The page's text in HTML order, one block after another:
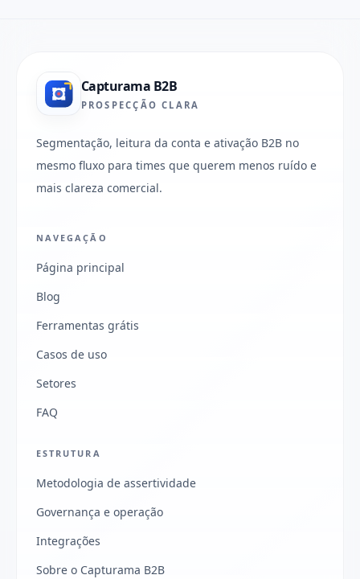
Capturama B2B
PROSPECÇÃO CLARA
Segmentação, leitura da conta e ativação B2B no
mesmo fluxo para times que querem menos ruído e
mais clareza comercial.
NAVEGAÇÃO
Página principal
Blog
Ferramentas grátis
Casos de uso
Setores
FAQ
ESTRUTURA
Metodologia de assertividade
Governança e operação
Integrações
Sobre o Capturama B2B